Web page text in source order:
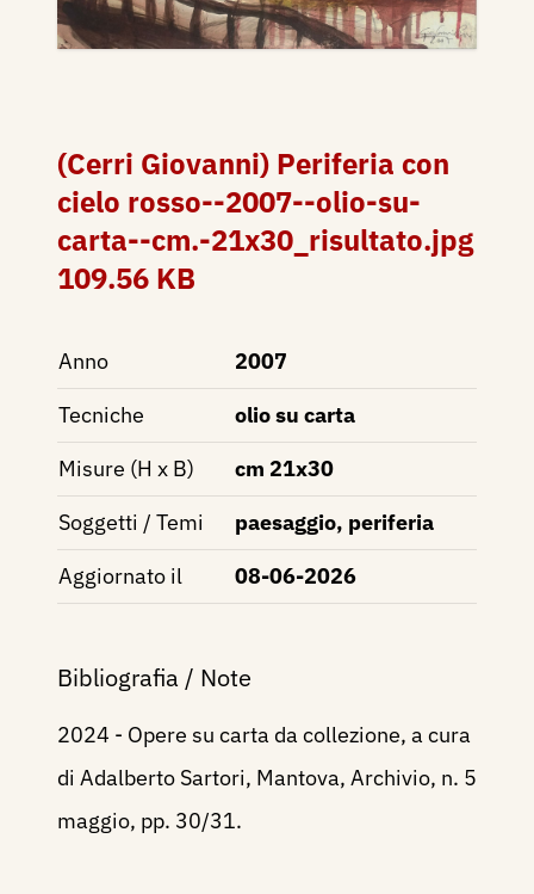
(Cerri Giovanni) Periferia con
cielo rosso--2007--olio-su-
carta--cm.-21x30_risultato.jpg
109.56 KB
Anno
2007
Tecniche
olio su carta
Misure (H x B)
cm 21x30
Soggetti / Temi
paesaggio, periferia
Aggiornato il
08-06-2026
Bibliografia / Note
2024 - Opere su carta da collezione, a cura
di Adalberto Sartori, Mantova, Archivio, n. 5
maggio, pp. 30/31.